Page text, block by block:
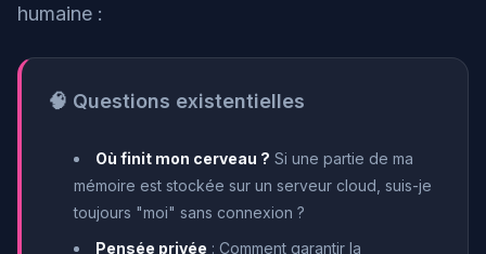
humaine :
🧠 Questions existentielles
Où finit mon cerveau ? Si une partie de ma
mémoire est stockée sur un serveur cloud, suis-je
toujours "moi" sans connexion ?
Pensée privée : Comment garantir la